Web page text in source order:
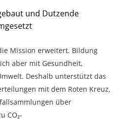
und Dutzende
Mission erweitert. Bildung
aber mit Gesundheit,
Deshalb unterstützt das
mit dem Roten Kreuz,
über
CO₂-